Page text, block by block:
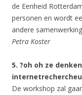
de Eenheid
personen en wordt
andere
Petra Koster
5. ?oh oh ze
De workshop zal